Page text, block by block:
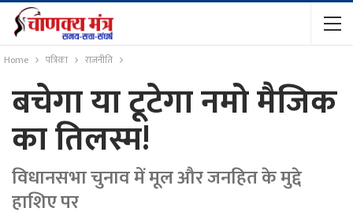
Home पत्रिका राजनीति
बचेगा या टूटेगा नमो मैजिक
का तिलस्म!
विधानसभा चुनाव में मूल और जनहित के मुद्दे
हाशिए पर